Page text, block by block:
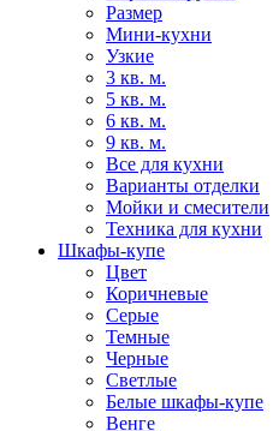
Размер
Мини-кухни
Узкие
3 кв. м.
5 кв. м.
6 кв. м.
9 кв. м.
Все для кухни
Варианты отделки
Мойки и смесители
Техника для кухни
Шкафы-купе
Цвет
Коричневые
Серые
Темные
Черные
Светлые
Белые шкафы-купе
Венге